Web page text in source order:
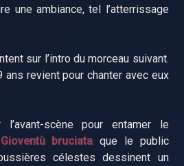
une ambiance, tel l’atterrissage
sur l’intro du morceau suivant.
ans revient pour chanter avec eux
scène pour entamer le
Gioventù bruciata que le public
célestes dessinent un